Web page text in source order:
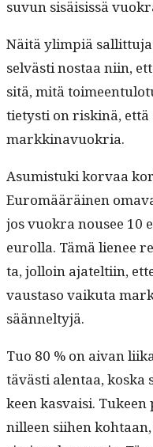
suvun sisäi­sis­sä
Näitä ylimpiä
selvästi nos­taa niin,
sitä, mitä
tietysti on riskinä,
markkinavuokria.
Asum­is­tu­ki kor­vaa
Euromääräi­nen
jos vuokra nousee 10
eurol­la. Tämä lie­nee
ta, jol­loin ajatelti­in,
vaus­ta­so vaiku­ta
säänneltyjä.
Tuo 80 % on aivan
tävästi alen­taa,
keen kas­vaisi.
nilleen siihen